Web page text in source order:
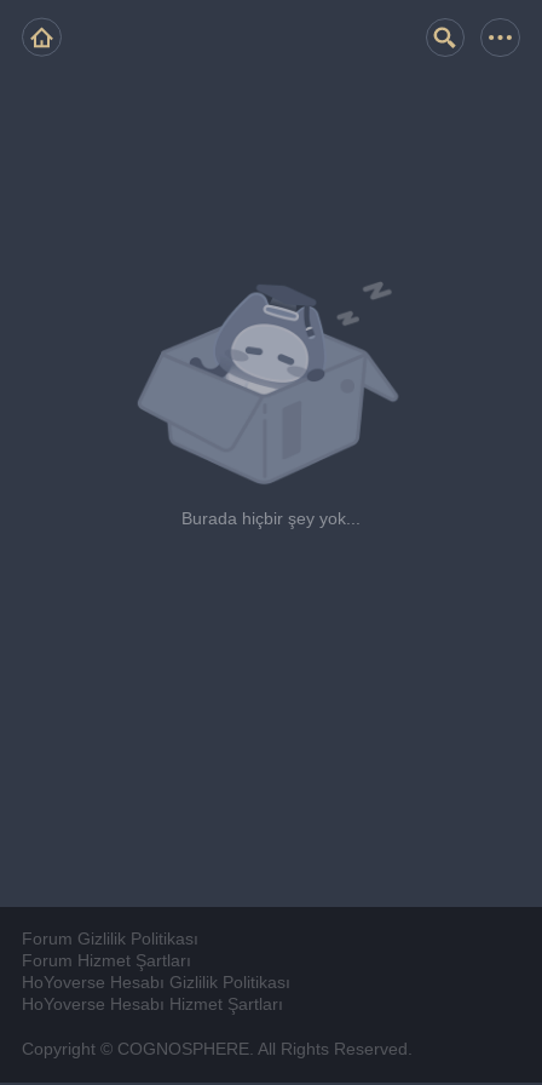
Burada hiçbir şey yok...
Forum Gizlilik Politikası
Forum Hizmet Şartları
HoYoverse Hesabı Gizlilik Politikası
HoYoverse Hesabı Hizmet Şartları
Copyright © COGNOSPHERE. All Rights Reserved.